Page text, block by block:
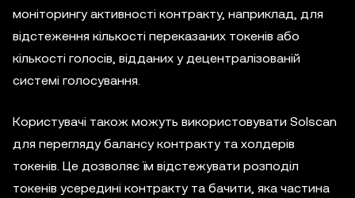
моніторингу активності контракту, наприклад, для
відстеження кількості переказаних токенів або
кількості голосів, відданих у децентралізованій
системі голосування.
Користувачі також можуть використовувати Solscan
для перегляду балансу контракту та холдерів
токенів. Це дозволяє їм відстежувати розподіл
токенів усередині контракту та бачити, яка частина